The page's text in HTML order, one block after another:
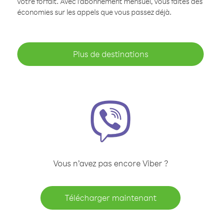
économies sur les appels que vous passez déjà.
Plus de destinations
Vous n’avez pas encore Viber ?
Télécharger maintenant